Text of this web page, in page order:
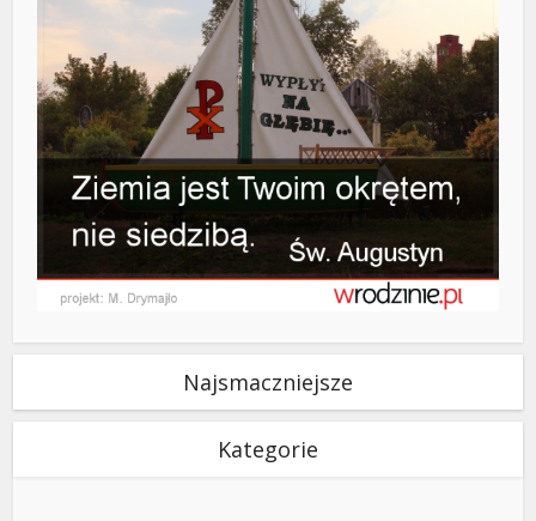
Najsmaczniejsze
Kategorie